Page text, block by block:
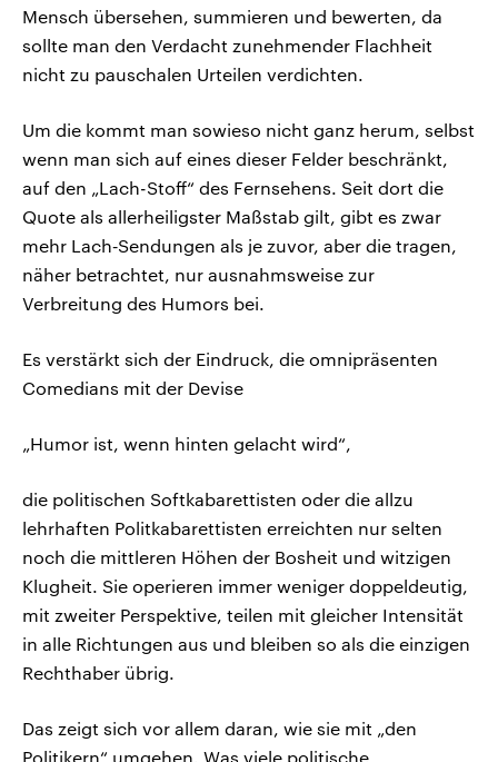
Mensch übersehen, summieren und bewerten, da
sollte man den Verdacht zunehmender Flachheit
nicht zu pauschalen Urteilen verdichten.
Um die kommt man sowieso nicht ganz herum, selbst
wenn man sich auf eines dieser Felder beschränkt,
auf den „Lach-Stoff“ des Fernsehens. Seit dort die
Quote als allerheiligster Maßstab gilt, gibt es zwar
mehr Lach‑Sendungen als je zuvor, aber die tragen,
näher betrachtet, nur ausnahmsweise zur
Verbreitung des Humors bei.
Es verstärkt sich der Eindruck, die omnipräsenten
Comedians mit der Devise
„Humor ist, wenn hinten gelacht wird“,
die politischen Softkabarettisten oder die allzu
lehrhaften Politkabarettisten erreichten nur selten
noch die mittleren Höhen der Bosheit und witzigen
Klugheit. Sie operieren immer weniger doppeldeutig,
mit zweiter Perspektive, teilen mit gleicher Intensität
in alle Richtungen aus und bleiben so als die einzigen
Rechthaber übrig.
Das zeigt sich vor allem daran, wie sie mit „den
Politikern“ umgehen. Was viele politische